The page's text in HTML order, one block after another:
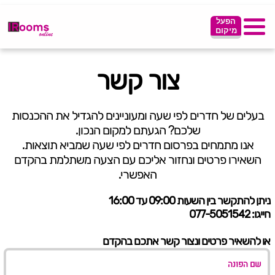
הפעל
מיקום
צור קשר
בעלים של חדרים לפי שעה ומעוניינים להגדיל את ההכנסות
שלכם? הגעתם למקום הנכון.
אנו מתמחים בפרסום חדרים לפי שעה שמביא תוצאות.
השאירו פרטים ונחזור אליכם עם הצעה משתלמת בהקדם
האפשרי.
ניתן להתקשר בין השעות 09:00 עד 16:00
חייגו: 077-5051542
או להשאיר פרטים ונצור קשר אתכם בהקדם